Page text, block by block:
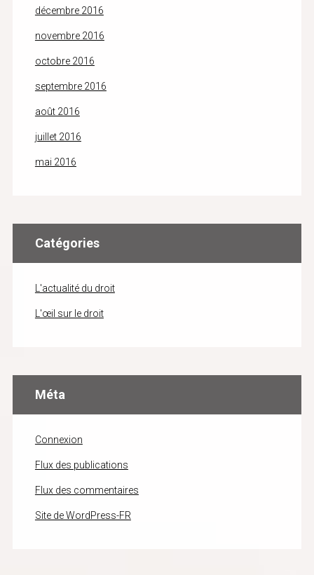
décembre 2016
novembre 2016
octobre 2016
septembre 2016
août 2016
juillet 2016
mai 2016
Catégories
L'actualité du droit
L'œil sur le droit
Méta
Connexion
Flux des publications
Flux des commentaires
Site de WordPress-FR